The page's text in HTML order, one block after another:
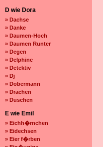
D wie Dora
» Dachse
» Danke
» Daumen-Hoch
» Daumen Runter
» Degen
» Delphine
» Detektiv
» Dj
» Dobermann
» Drachen
» Duschen
E wie Emil
» Eichh�rnchen
» Eidechsen
» Eier f�rben